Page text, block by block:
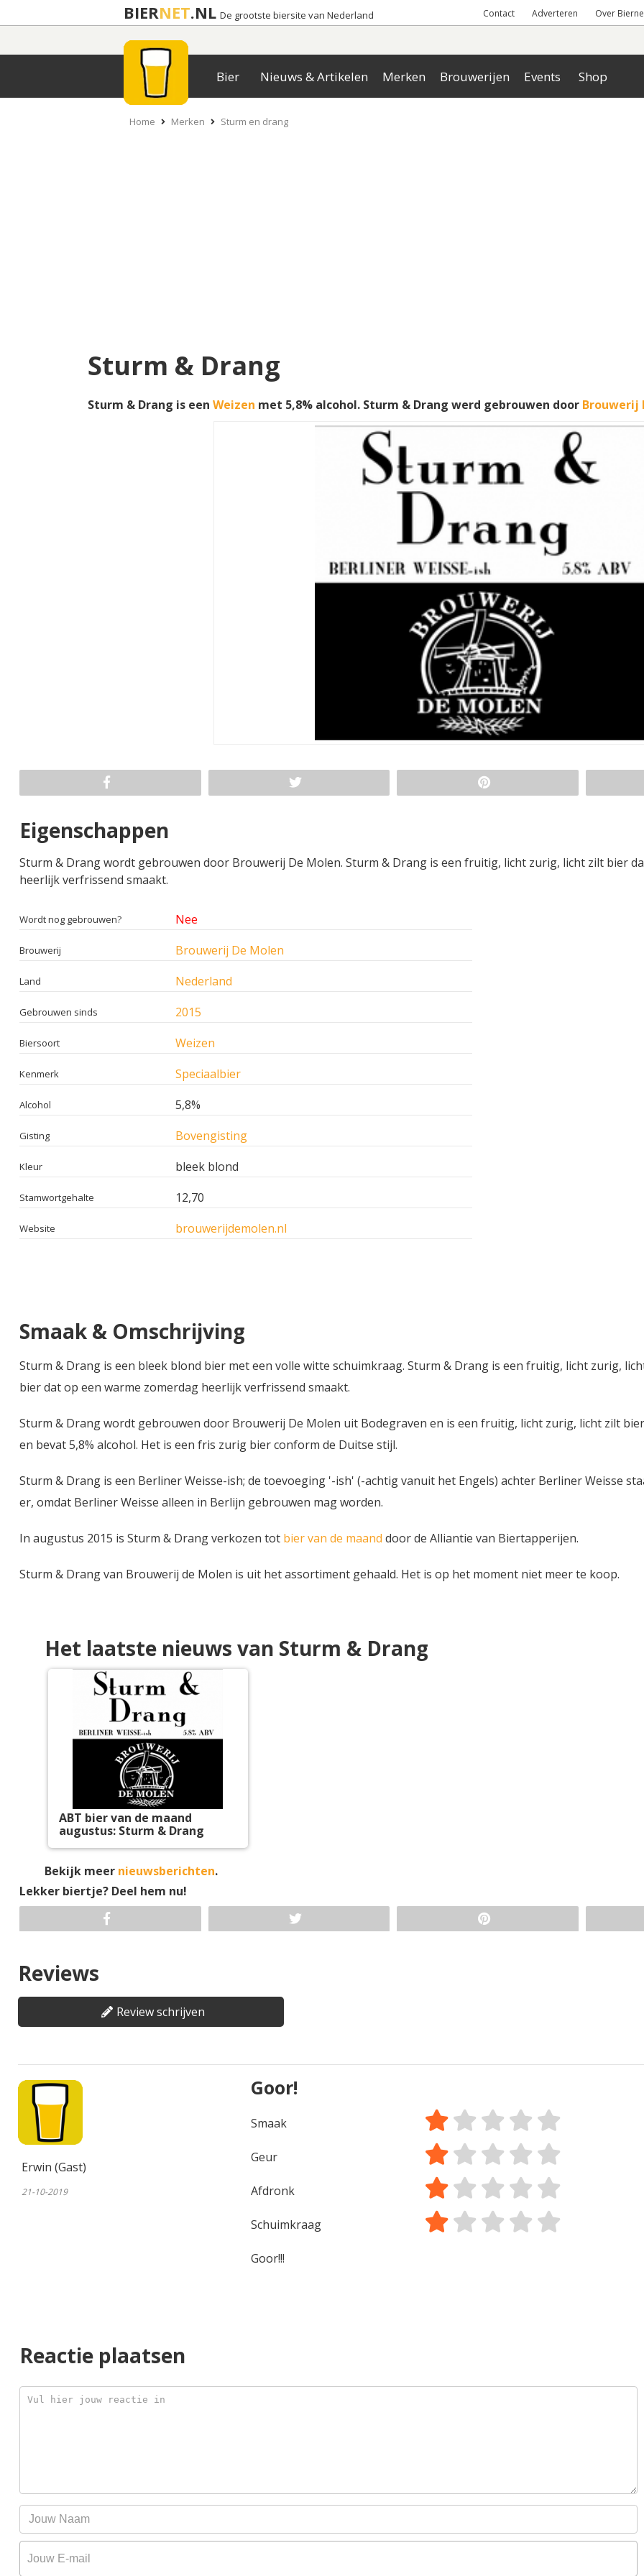
BIERNET.NL De grootste biersite van Nederland Contact Adverteren Over
Bier Nieuws & Artikelen Merken Brouwerijen Events Shop
Home Merken Sturm en drang
Sturm & Drang
Sturm & Drang is een Weizen met 5,8% alcohol. Sturm & Drang werd gebrouwen door Brouwerij
Eigenschappen
Sturm & Drang wordt gebrouwen door Brouwerij De Molen. Sturm & Drang is een fruitig, licht zurig, licht zilt bier
heerlijk verfrissend smaakt.
Wordt nog gebrouwen? Nee
Brouwerij Brouwerij De Molen
Land Nederland
Gebrouwen sinds 2015
Biersoort Weizen
Kenmerk Speciaalbier
Alcohol 5,8%
Gisting Bovengisting
Kleur bleek blond
Stamwortgehalte 12,70
Website brouwerijdemolen.nl
Smaak & Omschrijving
Sturm & Drang is een bleek blond bier met een volle witte schuimkraag. Sturm & Drang is een fruitig, licht zurig,
bier dat op een warme zomerdag heerlijk verfrissend smaakt.
Sturm & Drang wordt gebrouwen door Brouwerij De Molen uit Bodegraven en is een fruitig, licht zurig, licht zilt bier
en bevat 5,8% alcohol. Het is een fris zurig bier conform de Duitse stijl.
Sturm & Drang is een Berliner Weisse-ish; de toevoeging '-ish' (-achtig vanuit het Engels) achter Berliner Weisse
er, omdat Berliner Weisse alleen in Berlijn gebrouwen mag worden.
In augustus 2015 is Sturm & Drang verkozen tot bier van de maand door de Alliantie van Biertapperijen.
Sturm & Drang van Brouwerij de Molen is uit het assortiment gehaald. Het is op het moment niet meer te koop.
Het laatste nieuws van Sturm & Drang
ABT bier van de maand
augustus: Sturm & Drang
Bekijk meer nieuwsberichten.
Lekker biertje? Deel hem nu!
Reviews
Review schrijven
Erwin (Gast)
21-10-2019
Goor!
Smaak
Geur
Afdronk
Schuimkraag
Goor!!!
Reactie plaatsen